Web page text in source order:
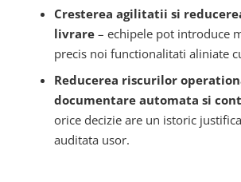
Cresterea agilitatii si
livrare– echipele pot introduce
precis noi functionalitati aliniate
Reducerea riscurilor
documentare automata si
orice decizie are un istoric
auditata usor.